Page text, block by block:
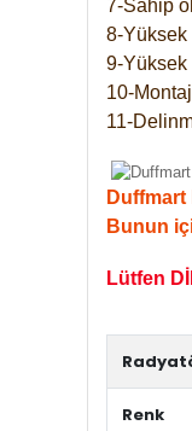
7-Sahip
8-Yüksek
9-Yüksek
10-
11-
Bunun
Lütfen
Renk